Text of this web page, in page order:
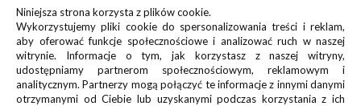
Zapisz się do newslettera, by otrzymywać informacje o
promocjach i nowościach
Niniejsza strona korzysta z plików cookie.
Wykorzystujemy pliki cookie do spersonalizowania treści i reklam,
aby oferować funkcje społecznościowe i analizować ruch w naszej
witrynie. Informacje o tym, jak korzystasz z naszej witryny,
udostępniamy partnerom społecznościowym, reklamowym i
analitycznym. Partnerzy mogą połączyć te informacje z innymi danymi
otrzymanymi od Ciebie lub uzyskanymi podczas korzystania z ich